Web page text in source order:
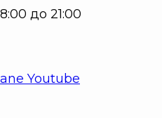
до 21:00
Youtube